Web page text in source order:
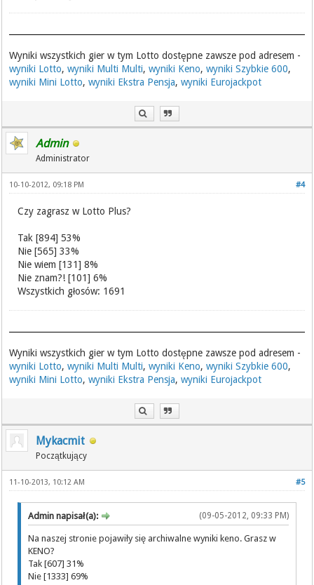
Wyniki wszystkich gier w tym Lotto dostępne zawsze pod adresem -
wyniki Lotto,wyniki Multi Multi,wyniki Keno,wyniki Szybkie 600,
wyniki Mini Lotto,wyniki Ekstra Pensja,wyniki Eurojackpot
Admin
Administrator
#4
10-10-2012, 09:18 PM
Czy zagrasz w Lotto Plus?
Tak [894] 53%
Nie [565] 33%
Nie wiem [131] 8%
Nie znam?! [101] 6%
Wszystkich głosów: 1691
Wyniki wszystkich gier w tym Lotto dostępne zawsze pod adresem -
wyniki Lotto,wyniki Multi Multi,wyniki Keno,wyniki Szybkie 600,
wyniki Mini Lotto,wyniki Ekstra Pensja,wyniki Eurojackpot
Mykacmit
Początkujący
#5
11-10-2013, 10:12 AM
(09-05-2012, 09:33 PM)
Admin napisał(a):
Na naszej stronie pojawiły się archiwalne wyniki keno. Grasz w
KENO?
Tak [607] 31%
Nie [1333] 69%